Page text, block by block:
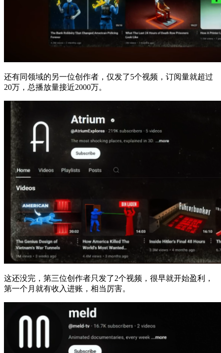
还有同领域的另一位创作者，仅发了5个视频，订阅量就超过
20万，总播放量接近2000万。
这还没完，第三位创作者只发了2个视频，很早就开始盈利，
第一个月就有收入进账，相当厉害。